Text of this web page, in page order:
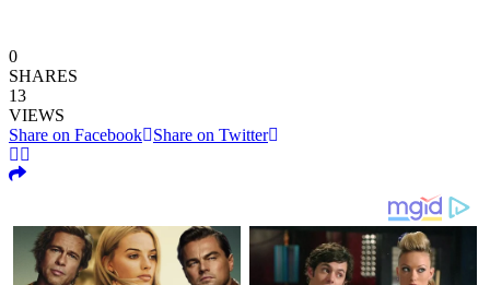
0
SHARES
13
VIEWS
Share on Facebook
Share on Twitter